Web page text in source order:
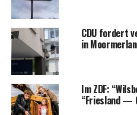
CDU for­dert
in
Im ZDF:
“Fries­land —